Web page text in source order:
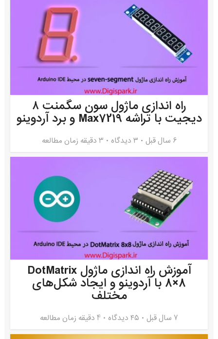
راه اندازی ماژول سون سگمنت ۸
دیجیت با تراشه Max7219 و برد آردوینو
6 سال قبل ۳ دیدگاه 3 دقیقه زمان مطالعه
آموزش راه اندازی ماژول DotMatrix
8×8 با آردوینو و ایجاد شکل‌های
مختلف
7 سال قبل ۴۵ دیدگاه 4 دقیقه زمان مطالعه